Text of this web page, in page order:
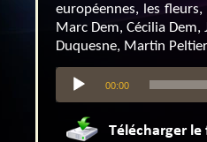
européennes, les
Marc Dem, Cécilia Dem,
Duquesne, Martin
Lecteur
audio
00:00